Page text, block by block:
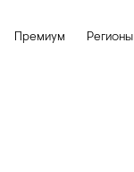
Премиум Регионы